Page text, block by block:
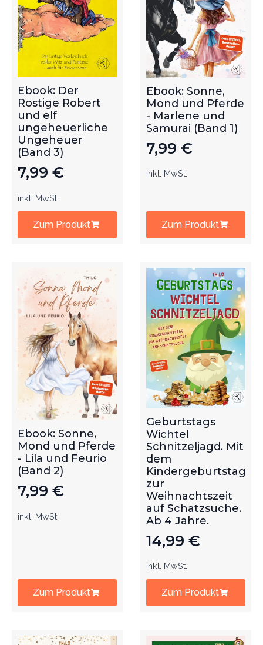
Ebook: Der
Rostige Robert
und elf
ungeheuerliche
Ungeheuer
(Band 3)
7,99 €
inkl. MwSt.
Zum Produkt
Ebook: Sonne,
Mond und Pferde
- Marlene und
Samurai (Band 1)
7,99 €
inkl. MwSt.
Zum Produkt
Ebook: Sonne,
Mond und Pferde
- Lila und Feurio
(Band 2)
7,99 €
inkl. MwSt.
Zum Produkt
Geburtstags
Wichtel
Schnitzeljagd. Mit
dem
Kindergeburtstag
zur
Weihnachtszeit
auf Schatzsuche.
Ab 4 Jahre.
14,99 €
inkl. MwSt.
Zum Produkt